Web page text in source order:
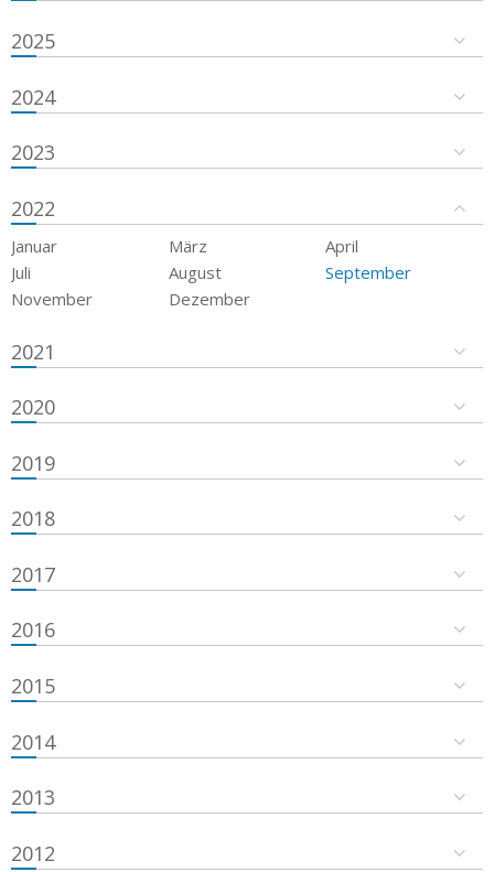
2025
2024
2023
2022
Januar März
April
Juli
August
September
November
Dezember
2021
2020
2019
2018
2017
2016
2015
2014
2013
2012